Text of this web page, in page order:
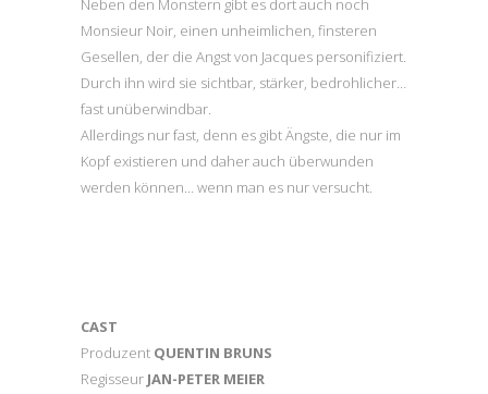
Neben den Monstern gibt es dort auch noch
Monsieur Noir, einen unheimlichen, finsteren
Gesellen, der die Angst von Jacques personifiziert.
Durch ihn wird sie sichtbar, stärker, bedrohlicher…
fast unüberwindbar.
Allerdings nur fast, denn es gibt Ängste, die nur im
Kopf existieren und daher auch überwunden
werden können… wenn man es nur versucht.
CAST
Produzent QUENTIN BRUNS
Regisseur JAN-PETER MEIER